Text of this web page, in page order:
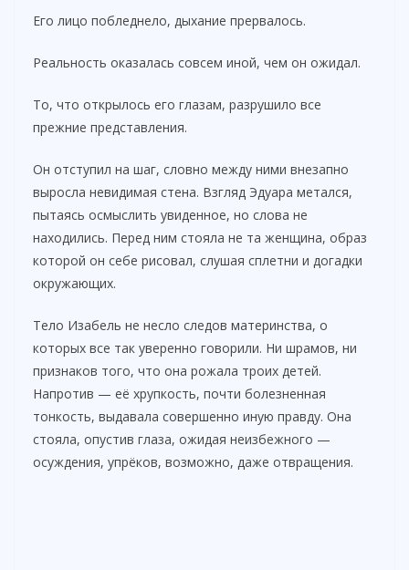
Его лицо побледнело, дыхание прервалось.
Реальность оказалась совсем иной, чем он ожидал.
То, что открылось его глазам, разрушило все
прежние представления.
Он отступил на шаг, словно между ними внезапно
выросла невидимая стена. Взгляд Эдуара метался,
пытаясь осмыслить увиденное, но слова не
находились. Перед ним стояла не та женщина, образ
которой он себе рисовал, слушая сплетни и догадки
окружающих.
Тело Изабель не несло следов материнства, о
которых все так уверенно говорили. Ни шрамов, ни
признаков того, что она рожала троих детей.
Напротив — её хрупкость, почти болезненная
тонкость, выдавала совершенно иную правду. Она
стояла, опустив глаза, ожидая неизбежного —
осуждения, упрёков, возможно, даже отвращения.